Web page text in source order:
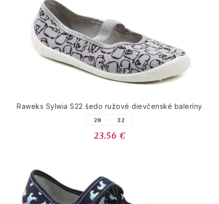
Raweks Sylwia S22 šedo ružové dievčenské baleríny
29 32
23.56 €